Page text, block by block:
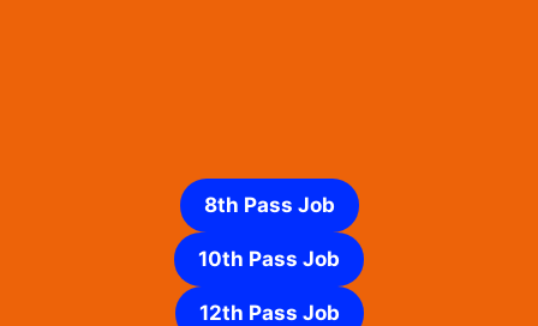
8th Pass Job
10th Pass Job
12th Pass Job